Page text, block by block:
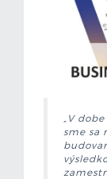
„V
sme sa